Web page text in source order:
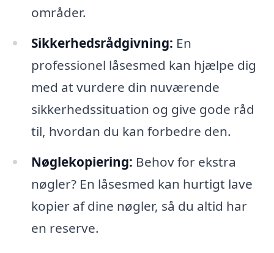
områder.
Sikkerhedsrådgivning: En
professionel låsesmed kan hjælpe dig
med at vurdere din nuværende
sikkerhedssituation og give gode råd
til, hvordan du kan forbedre den.
Nøglekopiering: Behov for ekstra
nøgler? En låsesmed kan hurtigt lave
kopier af dine nøgler, så du altid har
en reserve.